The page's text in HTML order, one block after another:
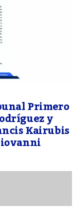
Primero
y
Kairubis